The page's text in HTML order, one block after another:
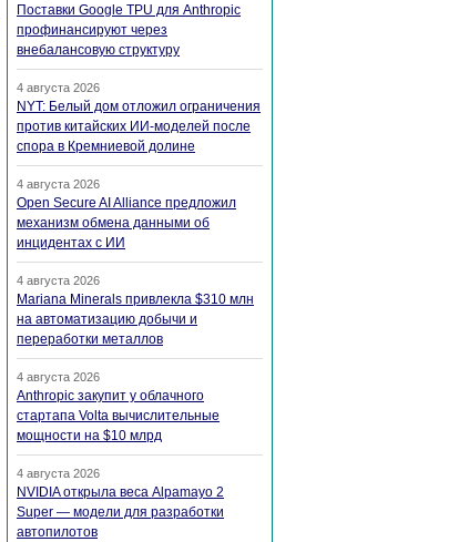
Поставки Google TPU для Anthropic
профинансируют через
внебалансовую структуру
4 августа 2026
NYT: Белый дом отложил ограничения
против китайских ИИ-моделей после
спора в Кремниевой долине
4 августа 2026
Open Secure AI Alliance предложил
механизм обмена данными об
инцидентах с ИИ
4 августа 2026
Mariana Minerals привлекла $310 млн
на автоматизацию добычи и
переработки металлов
4 августа 2026
Anthropic закупит у облачного
стартапа Volta вычислительные
мощности на $10 млрд
4 августа 2026
NVIDIA открыла веса Alpamayo 2
Super — модели для разработки
автопилотов